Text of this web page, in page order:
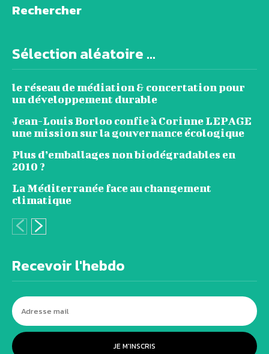
Rechercher
Sélection aléatoire ...
le réseau de médiation & concertation pour
un développement durable
Jean-Louis Borloo confie à Corinne LEPAGE
une mission sur la gouvernance écologique
Plus d’emballages non biodégradables en
2010 ?
La Méditerranée face au changement
climatique
Recevoir l'hebdo
JE M'INSCRIS